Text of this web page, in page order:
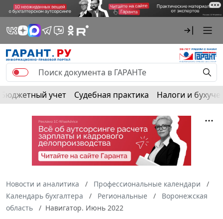
Бюджетный учет Судебная практика Налоги и
Новости и аналитика
Профессиональные календари
Календарь бухгалтера
Региональные
Воронежская
область
Навигатор. Июнь 2022